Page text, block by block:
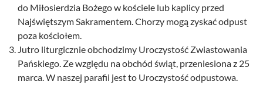
do Miłosierdzia Bożego w kościele lub kaplicy przed
Najświętszym Sakramentem. Chorzy mogą zyskać odpust
poza kościołem.
Jutro liturgicznie obchodzimy Uroczystość Zwiastowania
Pańskiego. Ze względu na obchód świąt, przeniesiona z 25
marca. W naszej parafii jest to Uroczystość odpustowa.